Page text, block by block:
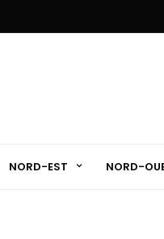
NORD-EST NORD-